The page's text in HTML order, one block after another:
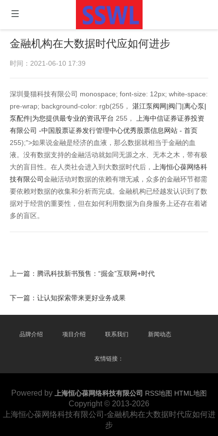
金融机构在大数据时代应如何进步
时间：2021-06-10 17:39
深圳曼猫科技有限公司 monospace; font-size: 12px; white-space:
pre-wrap; background-color: rgb(255， 湛江泵阀网|阀门|离心泵|
泵配件|为您提供最专业的资讯平台 255，
上海中信证券证券投资
有限公司 -中国股票证券发行管理中心优秀股票信息网站 - 首页
255);">如果说金融是经济的血液，那么数据就相当于金融的血
液。没有数据支持的金融活动就如同无源之水、无本之木，带有极
大的盲目性。在人类社会进入到大数据时代后，
上海恒心葆网络科
技有限公司金融活动对数据的依赖有增无减，众多的金融环节都需
要依赖对数据的收集和分析而完成。金融机构已经越发认识到了数
据对于经营的重要性，但在如何利用数据为自身服务上还存在着诸
多的盲区。
上一篇： 腾讯科技新书预售：“掘金”互联网+时代
下一篇： 让认知探索带来更好业务成果
品牌介绍 项目介绍 联系我们 新闻动态
友情链接：
Powered by 上海恒心葆网络科技有限公司 RSS地图 HTML地图
Copyright © 2013-2026
上海恒心葆网络科技有限公司-金融机构在大数据时代应如何进
步